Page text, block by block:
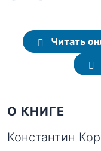
Читать
О КНИГЕ
Константин